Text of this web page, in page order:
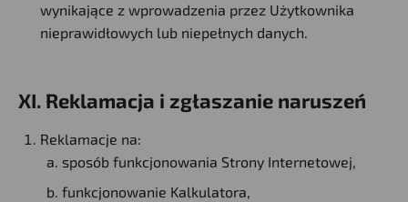
wynikające z wprowadzenia przez Użytkownika
nieprawidłowych lub niepełnych danych.
XI. Reklamacja i zgłaszanie naruszeń
Reklamacje na:
sposób funkcjonowania Strony Internetowej,
funkcjonowanie Kalkulatora,